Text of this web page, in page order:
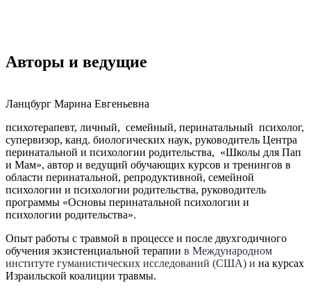
Авторы и ведущие
Ланцбург Марина Евгеньевна
психотерапевт, личный, семейный, перинатальный психолог,
супервизор, канд. биологических наук, руководитель Центра
перинатальной и психологии родительства, «Школы для Пап
и Мам», автор и ведущий обучающих курсов и тренингов в
области перинатальной, репродуктивной, семейной
психологии и психологии родительства, руководитель
программы «Основы перинатальной психологии и
психологии родительства».
Опыт работы с травмой в процессе и после двухгодичного
обучения экзистенциальной терапии в Международном
институте гуманистических исследований (США) и на курсах
Израильской коалиции травмы.